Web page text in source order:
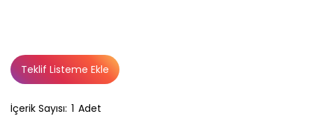
İçerik Sayısı: 1 Adet
Teklif Listeme Ekle